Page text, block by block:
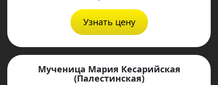
Узнать цену
Мученица Мария Кесарийская
(Палестинская)